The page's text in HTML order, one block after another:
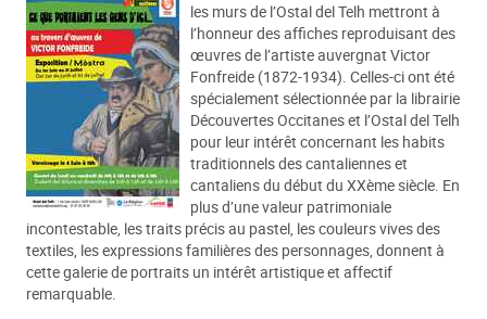
les murs de l’Ostal del Telh mettront à
l’honneur des affiches reproduisant des
œuvres de l’artiste auvergnat Victor
Fonfreide (1872-1934). Celles-ci ont été
spécialement sélectionnée par la librairie
Découvertes Occitanes et l’Ostal del Telh
pour leur intérêt concernant les habits
traditionnels des cantaliennes et
cantaliens du début du XXème siècle. En
plus d’une valeur patrimoniale
incontestable, les traits précis au pastel, les couleurs vives des
textiles, les expressions familières des personnages, donnent à
cette galerie de portraits un intérêt artistique et affectif
remarquable.